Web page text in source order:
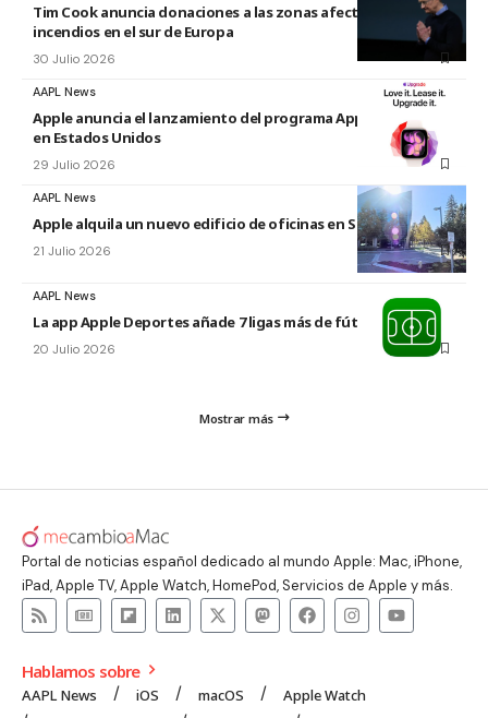
Tim Cook anuncia donaciones a las zonas afectadas por los
incendios en el sur de Europa
30 Julio 2026
AAPL News
Apple anuncia el lanzamiento del programa Apple Upgrade
en Estados Unidos
29 Julio 2026
AAPL News
Apple alquila un nuevo edificio de oficinas en Sunnyvale
21 Julio 2026
AAPL News
La app Apple Deportes añade 7 ligas más de fútbol
20 Julio 2026
Mostrar más
Portal de noticias español dedicado al mundo Apple: Mac, iPhone,
iPad, Apple TV, Apple Watch, HomePod, Servicios de Apple y más.
Hablamos sobre
AAPL News iOS macOS
Apple Watch